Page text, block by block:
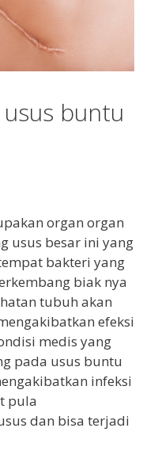
buntu
organ organ
usus besar ini yang
bakteri yang
biak nya
tubuh akan
efeksi
medis yang
pada usus buntu
infeksi
pula
dan bisa terjadi